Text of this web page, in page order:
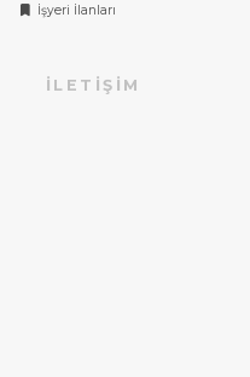
İşyeri İlanları
İLETIŞIM